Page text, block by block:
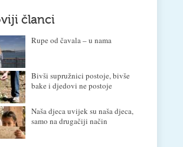
članci
Rupe od čavala – u nama
Bivši supružnici postoje, bivše
bake i djedovi ne postoje
Naša djeca uvijek su naša djeca,
samo na drugačiji način